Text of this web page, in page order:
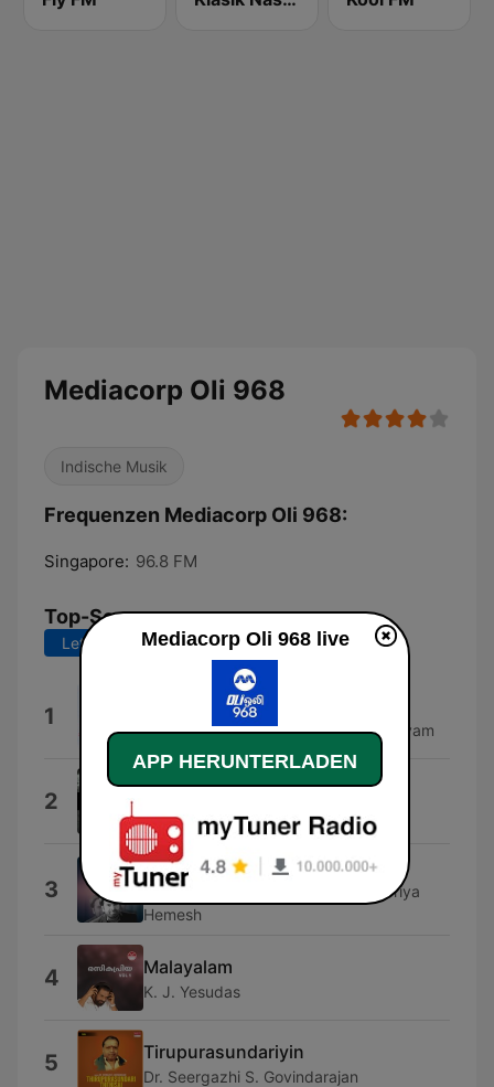
Mediacorp Oli 968
Indische Musik
Frequenzen Mediacorp Oli 968:
Singapore: 96.8 FM
Top-Songs
Letzte 7 Tage Letzte 30 Tage
1 Balasubramaniam
R. D. Burman & S. P. Balasubrahmanyam
2 Anbulla Maan Vizhiye
T. M. Soundarajan
3
Santhosh Narayanan Mashup
Santhosh Narayanan, Pradeep & Priya
Hemesh
4 Malayalam
K. J. Yesudas
5 Tirupurasundariyin
Dr. Seergazhi S. Govindarajan
Mediacorp Oli 968 live
APP HERUNTERLADEN